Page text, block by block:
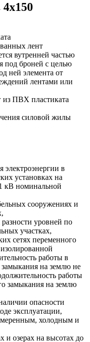
лент
вутренней частью
под броней с целью
ней элемента от
лентами или
ПВХ пластиката
силовой жилы
электроэнергии в
установках на
кВ номинальной
сооружениях и
уровней по
участках,
сетях переменного
работы в
на землю не
работы
замыкания на землю
опасности
эксплуатации,
холодным и
и озерах на высотах до